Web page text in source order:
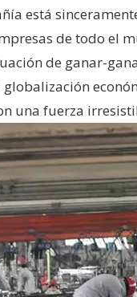
está
de todo el
de ganar-
una fuerza